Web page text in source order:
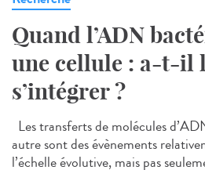
Quand l’ADN
une cellule : a-t-il
s’intégrer ?
Les transferts de molécules
autre sont des évènements
l’échelle évolutive, mais pas